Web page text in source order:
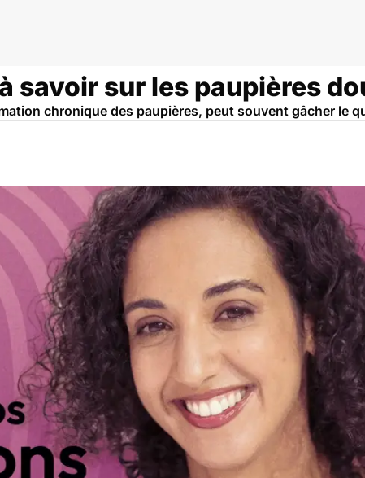
savoir sur les paupières
chronique des paupières, peut souvent gâcher le